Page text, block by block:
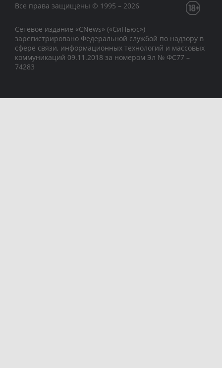
Все права защищены © 1995 – 2026
Сетевое издание «CNews» («СиНьюс»)
зарегистрировано Федеральной службой по надзору в
сфере связи, информационных технологий и массовых
коммуникаций 09.11.2018 за номером Эл № ФС77 –
74283